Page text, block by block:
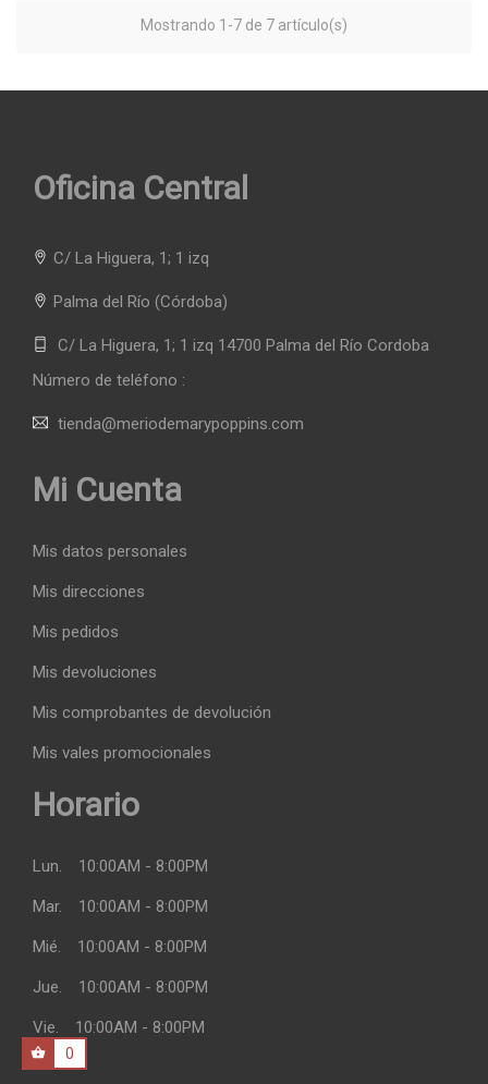
Mostrando 1-7 de 7 artículo(s)
Oficina Central
C/ La Higuera, 1; 1 izq
Palma del Río (Córdoba)
C/ La Higuera, 1; 1 izq 14700 Palma del Río Cordoba
Número de teléfono :
tienda@meriodemarypoppins.com
Mi Cuenta
Mis datos personales
Mis direcciones
Mis pedidos
Mis devoluciones
Mis comprobantes de devolución
Mis vales promocionales
Horario
Lun. 10:00AM - 8:00PM
Mar. 10:00AM - 8:00PM
Mié. 10:00AM - 8:00PM
Jue. 10:00AM - 8:00PM
Vie. 10:00AM - 8:00PM
0